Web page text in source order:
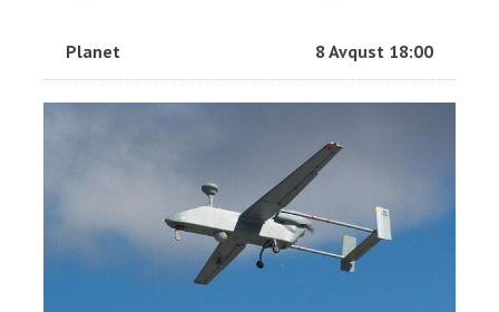
Planet 8 Avqust 18:00